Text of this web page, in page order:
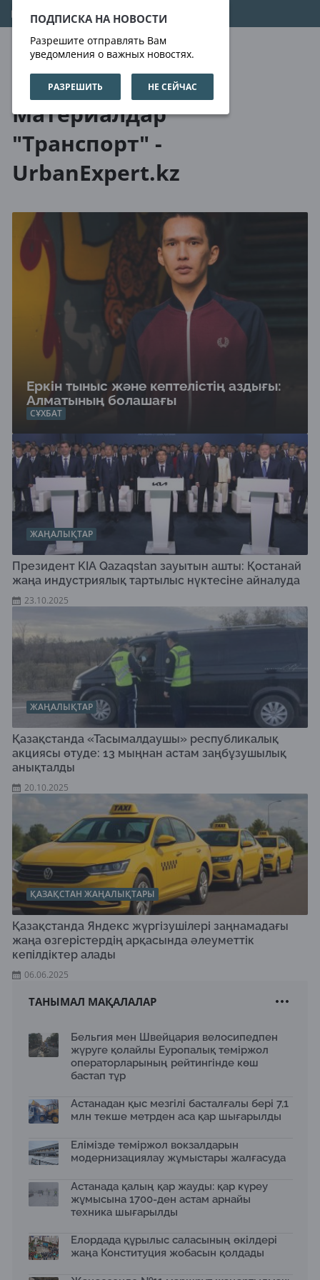
ПОДПИСКА НА НОВОСТИ
Разрешите отправлять Вам
уведомления о важных новостях.
РАЗРЕШИТЬ НЕ СЕЙЧАС
06.08.2026 20:14:06
Біз туралы Тегтер
Материалдар
"Транспорт" -
UrbanExpert.kz
Еркін тыныс және кептелістің аздығы:
Алматының болашағы
СҰХБАТ
ЖАҢАЛЫҚТАР
Президент KIA Qazaqstan зауытын ашты: Қостанай
жаңа индустриялық тартылыс нүктесіне айналуда
23.10.2025
ЖАҢАЛЫҚТАР
Қазақстанда «Тасымалдаушы» республикалық
акциясы өтуде: 13 мыңнан астам заңбұзушылық
анықталды
20.10.2025
ҚАЗАҚСТАН ЖАҢАЛЫҚТАРЫ
Қазақстанда Яндекс жүргізушілері заңнамадағы
жаңа өзгерістердің арқасында әлеуметтік
кепілдіктер алады
06.06.2025
ТАНЫМАЛ МАҚАЛАЛАР
Бельгия мен Швейцария велосипедпен
жүруге қолайлы Еуропалық теміржол
операторларының рейтингінде көш
бастап тұр
Астанадан қыс мезгілі басталғалы бері 7,1
млн текше метрден аса қар шығарылды
Елімізде теміржол вокзалдарын
модернизациялау жұмыстары жалғасуда
Астанада қалың қар жауды: қар күреу
жұмысына 1700-ден астам арнайы
техника шығарылды
Елордада құрылыс саласының өкілдері
жаңа Конституция жобасын қолдады